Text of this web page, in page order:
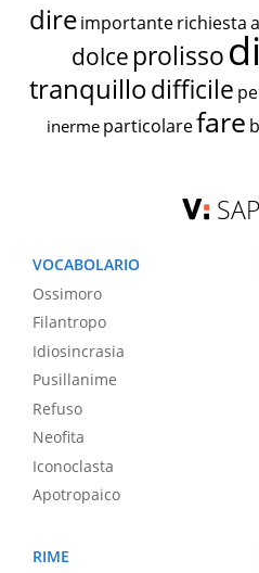
dire importante richiesta
dolce prolisso
tranquillodifficile
inerme particolarefare
VOCABOLARIO
Ossimoro
Filantropo
Idiosincrasia
Pusillanime
Refuso
Neofita
Iconoclasta
Apotropaico
RIME